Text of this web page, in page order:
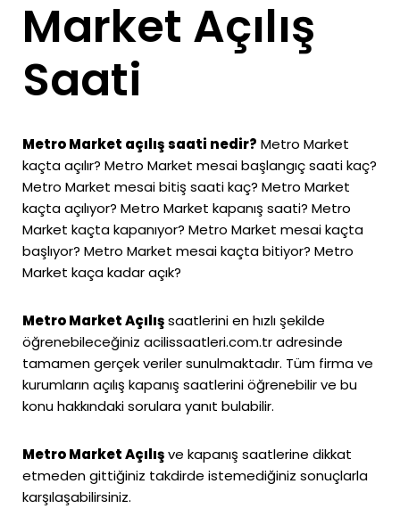
Market Açılış
Saati
Metro Market açılış saati nedir? Metro Market
kaçta açılır? Metro Market mesai başlangıç saati kaç?
Metro Market mesai bitiş saati kaç? Metro Market
kaçta açılıyor? Metro Market kapanış saati? Metro
Market kaçta kapanıyor? Metro Market mesai kaçta
başlıyor? Metro Market mesai kaçta bitiyor? Metro
Market kaça kadar açık?
Metro Market Açılışsaatlerini en hızlı şekilde
öğrenebileceğiniz acilissaatleri.com.tradresinde
tamamen gerçek veriler sunulmaktadır. Tüm firma ve
kurumların açılış kapanış saatlerini öğrenebilir ve bu
konu hakkındaki sorulara yanıt bulabilir.
Metro Market Açılışve kapanış saatlerine dikkat
etmeden gittiğiniz takdirde istemediğiniz sonuçlarla
karşılaşabilirsiniz.